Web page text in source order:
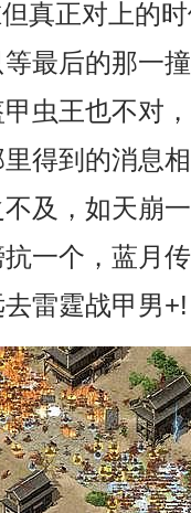
真正对上的
最后的那一
虫王也不对
得到的消息
及，如天崩
一个，蓝月
雷霆战甲男+!